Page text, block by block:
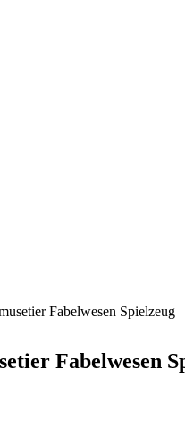
Fabelwesen Spielzeug
Fabelwesen